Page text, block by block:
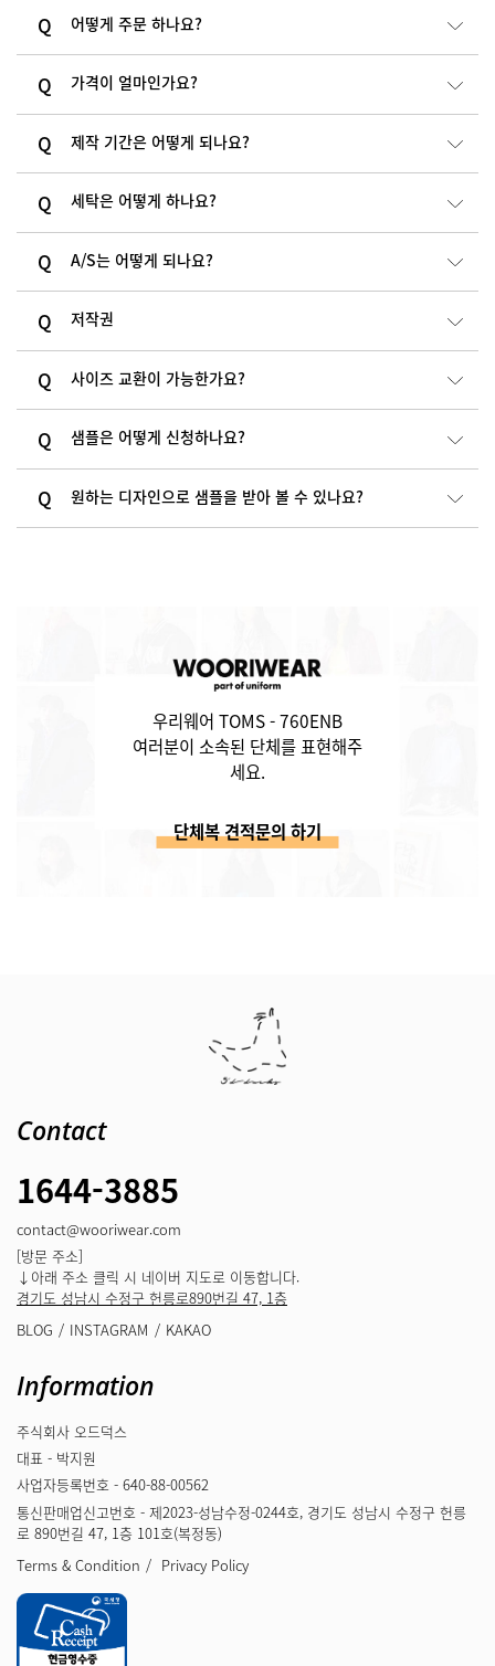
어떻게 주문 하나요?
가격이 얼마인가요?
제작 기간은 어떻게 되나요?
세탁은 어떻게 하나요?
A/S는 어떻게 되나요?
저작권
사이즈 교환이 가능한가요?
샘플은 어떻게 신청하나요?
원하는 디자인으로 샘플을 받아 볼 수 있나요?
우리웨어 TOMS - 760ENB
여러분이 소속된 단체를 표현해주
세요.
단체복 견적문의 하기
Contact
1644-3885
contact@wooriwear.com
[방문 주소]
↓아래 주소 클릭 시 네이버 지도로 이동합니다.
경기도 성남시 수정구 헌릉로890번길 47, 1층
BLOG
INSTAGRAM KAKAO
Information
주식회사 오드덕스
대표 - 박지원
사업자등록번호 - 640-88-00562
통신판매업신고번호 - 제2023-성남수정-0244호, 경기도 성남시 수정구 헌릉
로 890번길 47, 1층 101호(복정동)
Terms & Condition
Privacy Policy